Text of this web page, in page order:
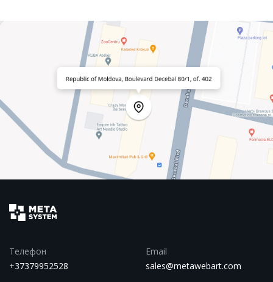
Телефон
+37379952528
Email
sales@metawebart.com